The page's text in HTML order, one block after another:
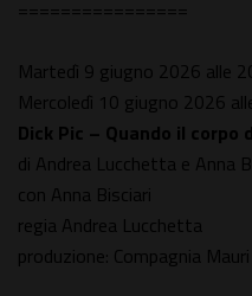
================
Martedì 9 giugno 2026 alle
Mercoledì 10 giugno 2026
Dick Pic – Quando il corpo
di Andrea Lucchetta e Anna
con Anna Bisciari
regia Andrea Lucchetta
produzione: Compagnia